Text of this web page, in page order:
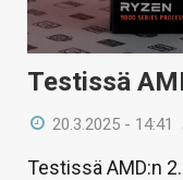
Testissä
20.3.2025 - 14:41
Testissä AMD:n